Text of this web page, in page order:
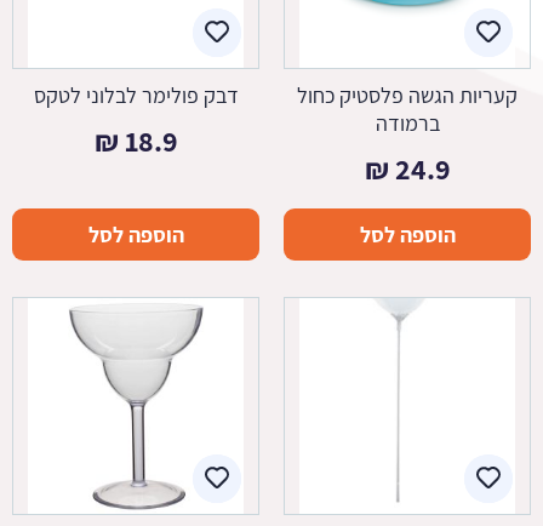
קעריות הגשה פלסטיק כחול
ברמודה
24.9
₪
הוספה לסל
דבק פולימר לבלוני לטקס
18.9
₪
הוספה לסל